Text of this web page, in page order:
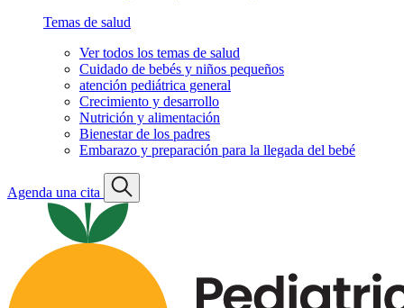
Temas de salud
Ver todos los temas de salud
Cuidado de bebés y niños pequeños
atención pediátrica general
Crecimiento y desarrollo
Nutrición y alimentación
Bienestar de los padres
Embarazo y preparación para la llegada del bebé
Agenda una cita